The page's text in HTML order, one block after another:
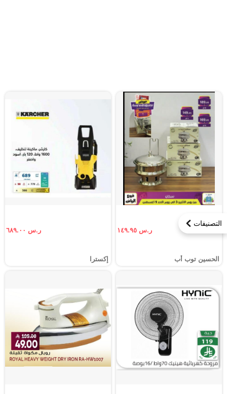
التصنيفات
ر.س ١٤٩.٩٥
الحسين توب أب
ر.س ٦٨٩.٠٠
إكسترا